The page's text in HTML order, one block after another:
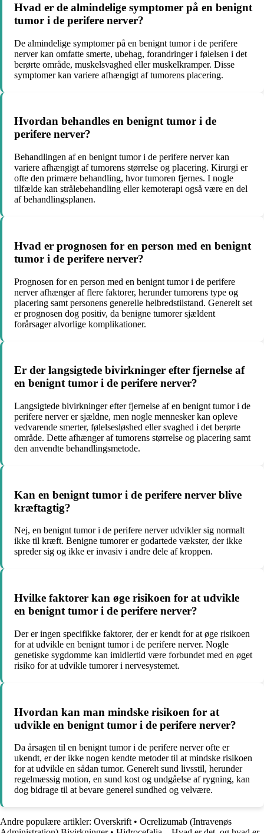
Hvad er de almindelige symptomer på en benignt
tumor i de perifere nerver?
De almindelige symptomer på en benignt tumor i de perifere
nerver kan omfatte smerte, ubehag, forandringer i følelsen i det
berørte område, muskelsvaghed eller muskelkramper. Disse
symptomer kan variere afhængigt af tumorens placering.
Hvordan behandles en benignt tumor i de
perifere nerver?
Behandlingen af en benignt tumor i de perifere nerver kan
variere afhængigt af tumorens størrelse og placering. Kirurgi er
ofte den primære behandling, hvor tumoren fjernes. I nogle
tilfælde kan strålebehandling eller kemoterapi også være en del
af behandlingsplanen.
Hvad er prognosen for en person med en benignt
tumor i de perifere nerver?
Prognosen for en person med en benignt tumor i de perifere
nerver afhænger af flere faktorer, herunder tumorens type og
placering samt personens generelle helbredstilstand. Generelt set
er prognosen dog positiv, da benigne tumorer sjældent
forårsager alvorlige komplikationer.
Er der langsigtede bivirkninger efter fjernelse af
en benignt tumor i de perifere nerver?
Langsigtede bivirkninger efter fjernelse af en benignt tumor i de
perifere nerver er sjældne, men nogle mennesker kan opleve
vedvarende smerter, følelsesløshed eller svaghed i det berørte
område. Dette afhænger af tumorens størrelse og placering samt
den anvendte behandlingsmetode.
Kan en benignt tumor i de perifere nerver blive
kræftagtig?
Nej, en benignt tumor i de perifere nerver udvikler sig normalt
ikke til kræft. Benigne tumorer er godartede vækster, der ikke
spreder sig og ikke er invasiv i andre dele af kroppen.
Hvilke faktorer kan øge risikoen for at udvikle
en benignt tumor i de perifere nerver?
Der er ingen specifikke faktorer, der er kendt for at øge risikoen
for at udvikle en benignt tumor i de perifere nerver. Nogle
genetiske sygdomme kan imidlertid være forbundet med en øget
risiko for at udvikle tumorer i nervesystemet.
Hvordan kan man mindske risikoen for at
udvikle en benignt tumor i de perifere nerver?
Da årsagen til en benignt tumor i de perifere nerver ofte er
ukendt, er der ikke nogen kendte metoder til at mindske risikoen
for at udvikle en sådan tumor. Generelt sund livsstil, herunder
regelmæssig motion, en sund kost og undgåelse af rygning, kan
dog bidrage til at bevare generel sundhed og velvære.
Andre populære artikler: Overskrift • Ocrelizumab (Intravenøs